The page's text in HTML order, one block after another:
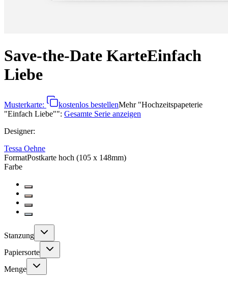
Save-the-Date KarteEinfach
Liebe
Musterkarte: kostenlos bestellenMehr"Hochzeitspapeterie
"Einfach Liebe"": Gesamte Serie anzeigen
Designer:
Tessa Oehne
FormatPostkarte hoch (105 x 148mm)
Farbe
Stanzung
Papiersorte
Menge